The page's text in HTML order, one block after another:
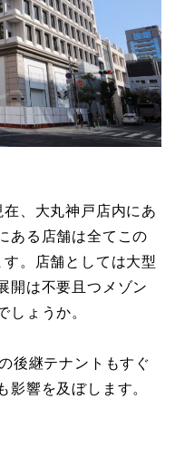
、大丸神戸店内にあ
ある店舗は全てこの
。店舗としては大型
開は不要且つメゾン
しょうか。
後継テナントもすぐ
影響を及ぼします。